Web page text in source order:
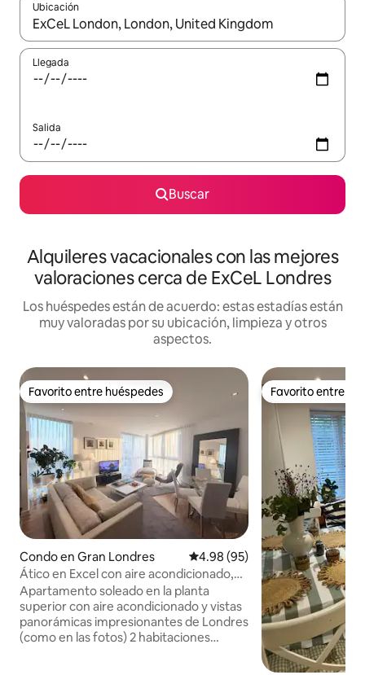
Ubicación
Cuando los resultados estén disponibles, navega con las
Llegada
Salida
Buscar
Alquileres vacacionales con las mejores
valoraciones cerca de ExCeL Londres
Los huéspedes están de acuerdo: estas estadías están
muy valoradas por su ubicación, limpieza y otros
aspectos.
Favorito entre huéspedes
Favorito entre huéspedes
Condo en Gran Londres Calificación promedio: 4.98 de
4.98 (95)
Ático en Excel con aire acondicionado,
vistas emblemáticas, gimnasio y
aparcamiento
Apartamento soleado en la planta
superior con aire acondicionado y vistas
panorámicas impresionantes de Londres
(como en las fotos) 2 habitaciones
Favorito entre
Favorito entre